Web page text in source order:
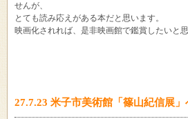
せんが、
とても読み応えがある本だと思います。
映画化されれば、是非映画館で鑑賞したいと思
27.7.23 米子市美術館「篠山紀信展」